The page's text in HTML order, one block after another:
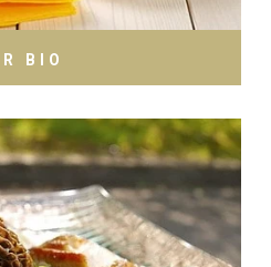
BIO